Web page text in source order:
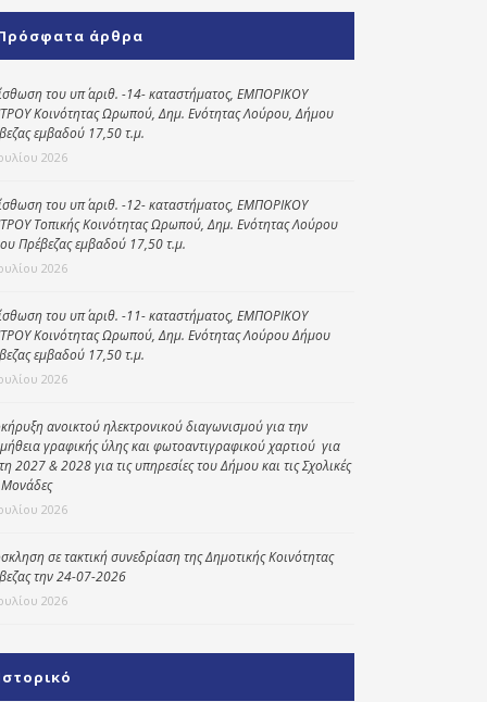
Κοινωνικό
παντοπωλείο
Kοινωνικό
φαρμακείο
Πρόγραμμα
Κέντρο Ημερήσιας
Φροντίδας
Ηλικιωμένων
(Κ.Η.Φ.Η.) Πρέβεζας
άρθρα
του υπ΄ αριθ. -14- καταστήματος, ΕΜΠΟΡΙΚΟΥ
Κοινότητας Ωρωπού, Δημ. Ενότητας Λούρου, Δήμου
εμβαδού 17,50 τ.μ.
2026
του υπ΄ αριθ. -12- καταστήματος, ΕΜΠΟΡΙΚΟΥ
Τοπικής Κοινότητας Ωρωπού, Δημ. Ενότητας Λούρου
Πρέβεζας εμβαδού 17,50 τ.μ.
2026
του υπ΄ αριθ. -11- καταστήματος, ΕΜΠΟΡΙΚΟΥ
Κοινότητας Ωρωπού, Δημ. Ενότητας Λούρου Δήμου
εμβαδού 17,50 τ.μ.
2026
ανοικτού ηλεκτρονικού διαγωνισμού για την
γραφικής ύλης και φωτοαντιγραφικού χαρτιού για
2027 & 2028 για τις υπηρεσίες του Δήμου και τις Σχολικές
2026
σε τακτική συνεδρίαση της Δημοτικής Κοινότητας
την 24-07-2026
2026